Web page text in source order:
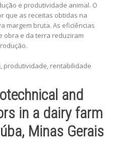
e produtividade animal. O
que as receitas obtidas na
margem bruta. As eficiências
obra e da terra reduziram
produtividade, rentabilidade
and
in a dairy farm
Minas Gerais